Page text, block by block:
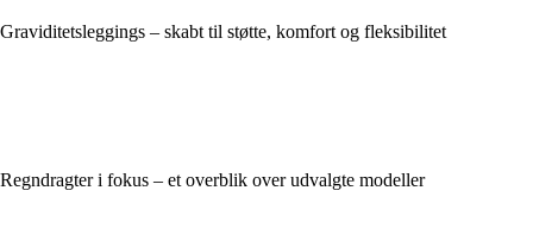
Graviditetsleggings – skabt til støtte, komfort og fleksibilitet
Regndragter i fokus – et overblik over udvalgte modeller